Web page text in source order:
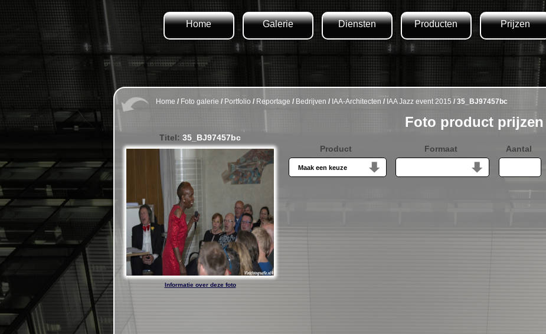
Home Galerie Diensten Producten Prijzen
Home / Foto galerie / Portfolio / Reportage / Bedrijven / IAA-Architecten / IAA Jazz event 2015 / 35_BJ97457bc
Titel: 35_BJ97457bc
Informatie over deze foto
Foto product prijzen
Product Formaat Aantal